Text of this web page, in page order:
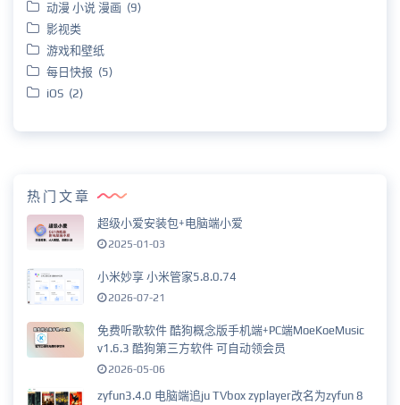
动漫 小说 漫画 (9)
影视类
游戏和壁纸
每日快报 (5)
iOS (2)
热门文章
超级小爱安装包+电脑端小爱
2025-01-03
小米妙享 小米管家5.8.0.74
2026-07-21
免费听歌软件 酷狗概念版手机端+PC端MoeKoeMusic
v1.6.3 酷狗第三方软件 可自动领会员
2026-05-06
zyfun3.4.0 电脑端追ju TVbox zyplayer改名为zyfun 8